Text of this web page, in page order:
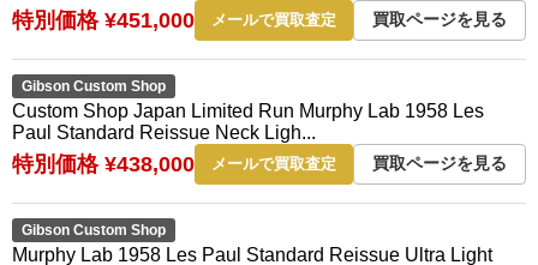
特別価格 ¥451,000 メールで買取査定 買取ページを見る
Gibson Custom Shop
Custom Shop Japan Limited Run Murphy Lab 1958 Les
Paul Standard Reissue Neck Ligh...
特別価格 ¥438,000 メールで買取査定 買取ページを見る
Gibson Custom Shop
Murphy Lab 1958 Les Paul Standard Reissue Ultra Light